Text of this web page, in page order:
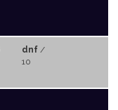
dnf/
10